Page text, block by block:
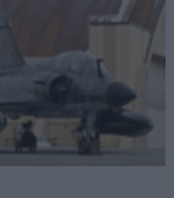
αλεξίπτωτο, το
Δείτε την εκπληκτική
από τις κάμερες.